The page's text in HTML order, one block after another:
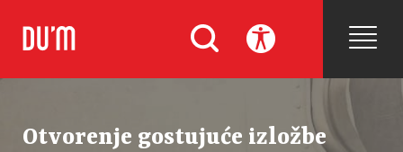
Otvorenje gostujuće izložbe